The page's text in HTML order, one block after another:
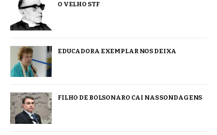
O VELHO STF
EDUCADORA EXEMPLAR NOS DEIXA
FILHO DE BOLSONARO CAI NAS SONDAGENS